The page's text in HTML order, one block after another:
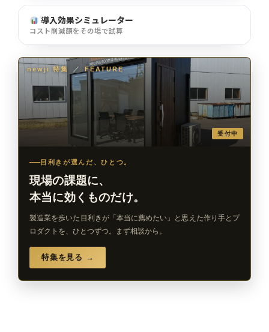
導入効果シミュレーター
コスト削減額をその場で試算
newji 特集 ／ FEATURE
受付中
目利きが選んだ、ひとつ。
現場の課題に、
本当に効くものだけ。
製造業を歩いた目利きが「本当に薦めたい」と思えた作り手とプ
ロダクトを、ひとつずつ。まず相談から。
特集を見る →